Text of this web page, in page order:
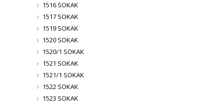
1516 SOKAK
1517 SOKAK
1519 SOKAK
1520 SOKAK
1520/1 SOKAK
1521 SOKAK
1521/1 SOKAK
1522 SOKAK
1523 SOKAK